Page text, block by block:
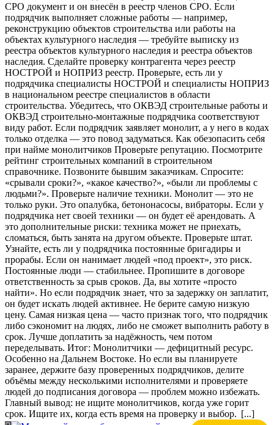
СРО документ и он внесён в реестр членов СРО. Если
подрядчик выполняет сложные работы — например,
реконструкцию объектов строительства или работы на
объектах культурного наследия — требуйте выписку из
реестра объектов культурного наследия и реестра объектов
наследия. Сделайте проверку контрагента через реестр
НОСТРОЙ и НОПРИЗ реестр. Проверьте, есть ли у
подрядчика специалисты НОСТРОЙ и специалисты НОПРИЗ
в национальном реестре специалистов в области
строительства. Убедитесь, что ОКВЭД строительные работы и
ОКВЭД строительно-монтажные подрядчика соответствуют
виду работ. Если подрядчик заявляет монолит, а у него в кодах
только отделка — это повод задуматься. Как обезопасить себя
при найме монолитчиков Проверьте репутацию. Посмотрите
рейтинг строительных компаний в строительном
справочнике. Позвоните бывшим заказчикам. Спросите:
«срывали сроки?», «какое качество?», «были ли проблемы с
людьми?». Проверьте наличие техники. Монолит — это не
только руки. Это опалубка, бетононасосы, вибраторы. Если у
подрядчика нет своей техники — он будет её арендовать. А
это дополнительные риски: техника может не приехать,
сломаться, быть занята на другом объекте. Проверьте штат.
Узнайте, есть ли у подрядчика постоянные бригадиры и
прорабы. Если он нанимает людей «под проект», это риск.
Постоянные люди — стабильнее. Пропишите в договоре
ответственность за срыв сроков. Да, вы хотите «просто
найти». Но если подрядчик знает, что за задержку он заплатит,
он будет искать людей активнее. Не берите самую низкую
цену. Самая низкая цена — часто признак того, что подрядчик
либо сэкономит на людях, либо не сможет выполнить работу в
срок. Лучше доплатить за надёжность, чем потом
переделывать. Итог: Монолитчики — дефицитный ресурс.
Особенно на Дальнем Востоке. Но если вы планируете
заранее, держите базу проверенных подрядчиков, делите
объёмы между несколькими исполнителями и проверяете
людей до подписания договора — проблем можно избежать.
Главный вывод: не ищите монолитчиков, когда уже горит
срок. Ищите их, когда есть время на проверку и выбор. [...]